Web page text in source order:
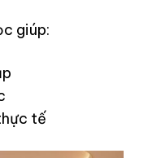
giúp:
tế